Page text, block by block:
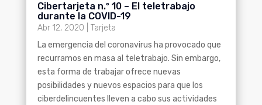
Cibertarjeta n.º 10 – El teletrabajo
durante la COVID-19
Abr 12, 2020
Tarjeta
La emergencia del coronavirus ha provocado que
recurramos en masa al teletrabajo. Sin embargo,
esta forma de trabajar ofrece nuevas
posibilidades y nuevos espacios para que los
ciberdelincuentes lleven a cabo sus actividades